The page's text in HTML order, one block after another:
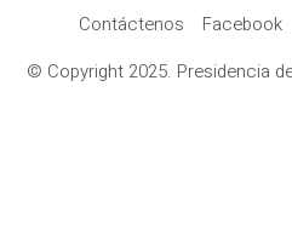
Contáctenos Facebook
© Copyright 2025. Presidencia